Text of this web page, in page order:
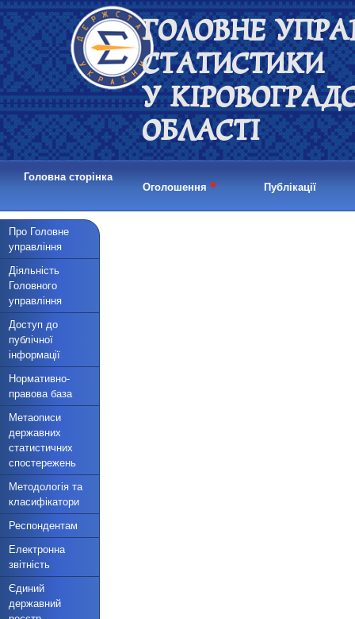
ГОЛОВНЕ
СТАТИСТИКИ
У
ОБЛАСТІ
Головна сторінка
Оголошення • Публікації
Про Головне
управління
Діяльність
Головного
управління
Доступ до
публічної
інформації
Нормативно-
правова база
Метаописи
державних
статистичних
спостережень
Методологія та
класифікатори
Респондентам
Електронна
звітність
Єдиний
державний